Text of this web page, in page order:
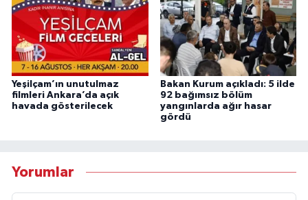
Yeşilçam’ın unutulmaz
filmleri Ankara’da açık
havada gösterilecek
Bakan Kurum açıkladı: 5 ilde
92 bağımsız bölüm
yangınlarda ağır hasar
gördü
Yorumlar